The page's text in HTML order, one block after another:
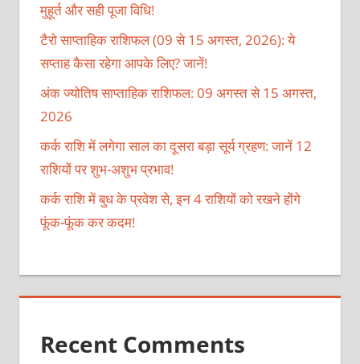
मुहूर्त और सही पूजा विधि!
टैरो साप्ताहिक राशिफल (09 से 15 अगस्त, 2026): ये
सप्ताह कैसा रहेगा आपके लिए? जानें!
अंक ज्योतिष साप्ताहिक राशिफल: 09 अगस्त से 15 अगस्त,
2026
कर्क राशि में लगेगा साल का दूसरा बड़ा सूर्य ग्रहण: जानें 12
राशियों पर शुभ-अशुभ प्रभाव!
कर्क राशि में बुध के प्रवेश से, इन 4 राशियों को रखने होंगे
फूंक-फूंक कर कदम!
Recent Comments